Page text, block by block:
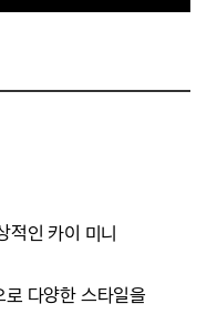
적인 카이 미니
다양한 스타일을